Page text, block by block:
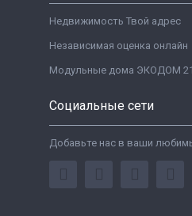
Недвижимость Твой адрес
Независимая оценка онлайн
Модульные дома ЭКОДОМ 21
Социальные сети
Добавьте нас в ваши